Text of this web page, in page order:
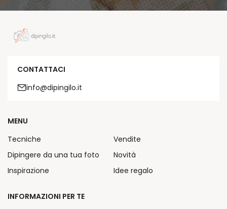
CONTATTACI
info@dipingilo.it
MENU
Tecniche
Dipingere da una tua foto
Inspirazione
Vendite
Novità
Idee regalo
INFORMAZIONI PER TE